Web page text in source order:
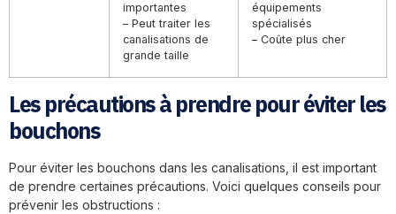
importantes
– Peut traiter les
canalisations de
grande taille
équipements
spécialisés
– Coûte plus cher
Les précautions à prendre pour éviter les
bouchons
Pour éviter les bouchons dans les canalisations, il est important
de prendre certaines précautions. Voici quelques conseils pour
prévenir les obstructions :